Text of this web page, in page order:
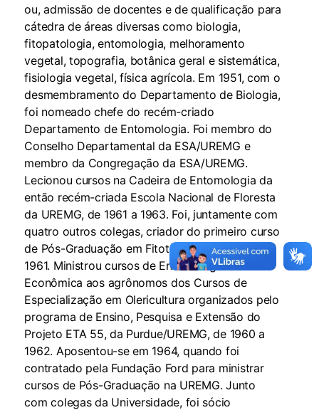
ou, admissão de docentes e de qualificação para
cátedra de áreas diversas como biologia,
fitopatologia, entomologia, melhoramento
vegetal, topografia, botânica geral e sistemática,
fisiologia vegetal, física agrícola. Em 1951, com o
desmembramento do Departamento de Biologia,
foi nomeado chefe do recém-criado
Departamento de Entomologia. Foi membro do
Conselho Departamental da ESA/UREMG e
membro da Congregação da ESA/UREMG.
Lecionou cursos na Cadeira de Entomologia da
então recém-criada Escola Nacional de Floresta
da UREMG, de 1961 a 1963. Foi, juntamente com
quatro outros colegas, criador do primeiro curso
de Pós-Graduação em Fitotecnia do Brasil, em
1961. Ministrou cursos de Entomologia
Econômica aos agrônomos dos Cursos de
Especialização em Olericultura organizados pelo
programa de Ensino, Pesquisa e Extensão do
Projeto ETA 55, da Purdue/UREMG, de 1960 a
1962. Aposentou-se em 1964, quando foi
contratado pela Fundação Ford para ministrar
cursos de Pós-Graduação na UREMG. Junto
com colegas da Universidade, foi sócio